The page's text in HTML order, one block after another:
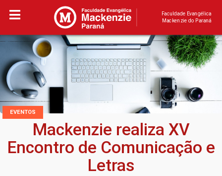
Faculdade Evangélica
Mackenzie do Paraná
EVENTOS
Mackenzie realiza XV
Encontro de Comunicação e
Letras